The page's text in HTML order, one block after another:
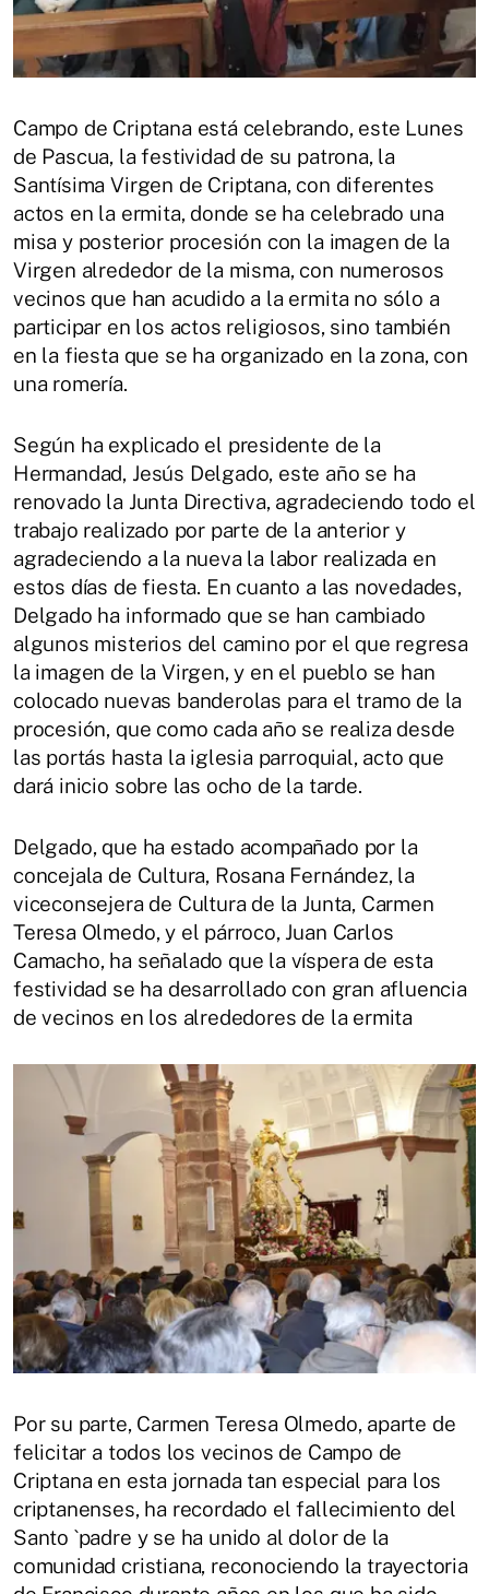
Campo de Criptana está celebrando, este Lunes
de Pascua, la festividad de su patrona, la
Santísima Virgen de Criptana, con diferentes
actos en la ermita, donde se ha celebrado una
misa y posterior procesión con la imagen de la
Virgen alrededor de la misma, con numerosos
vecinos que han acudido a la ermita no sólo a
participar en los actos religiosos, sino también
en la fiesta que se ha organizado en la zona, con
una romería.
Según ha explicado el presidente de la
Hermandad, Jesús Delgado, este año se ha
renovado la Junta Directiva, agradeciendo todo el
trabajo realizado por parte de la anterior y
agradeciendo a la nueva la labor realizada en
estos días de fiesta. En cuanto a las novedades,
Delgado ha informado que se han cambiado
algunos misterios del camino por el que regresa
la imagen de la Virgen, y en el pueblo se han
colocado nuevas banderolas para el tramo de la
procesión, que como cada año se realiza desde
las portás hasta la iglesia parroquial, acto que
dará inicio sobre las ocho de la tarde.
Delgado, que ha estado acompañado por la
concejala de Cultura, Rosana Fernández, la
viceconsejera de Cultura de la Junta, Carmen
Teresa Olmedo, y el párroco, Juan Carlos
Camacho, ha señalado que la víspera de esta
festividad se ha desarrollado con gran afluencia
de vecinos en los alrededores de la ermita
Por su parte, Carmen Teresa Olmedo, aparte de
felicitar a todos los vecinos de Campo de
Criptana en esta jornada tan especial para los
criptanenses, ha recordado el fallecimiento del
Santo `padre y se ha unido al dolor de la
comunidad cristiana, reconociendo la trayectoria